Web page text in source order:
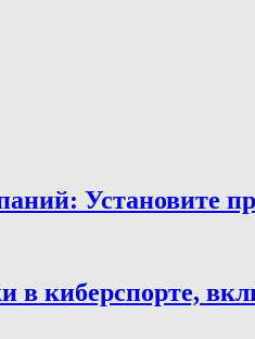
Установите
в киберспорте,